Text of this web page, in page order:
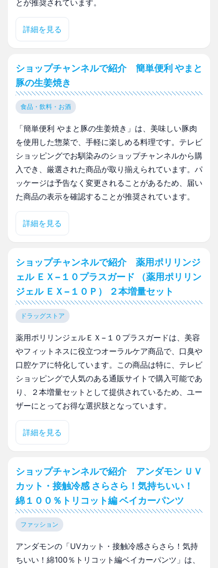
とが推奨されています。
詳細を見る
ショップチャンネルで紹介 簡単便利 やまと
豚の生姜焼き
食品・飲料・お酒
「簡単便利 やまと豚の生姜焼き」は、美味しい豚肉
を使用した惣菜で、手軽に楽しめる料理です。テレビ
ショッピングでお馴染みのショップチャンネルから購
入でき、厳選された商品が取り揃えられています。パ
ッケージは予告なく変更されることがあるため、届い
た商品の表示を確認することが推奨されています。
詳細を見る
ショップチャンネルで紹介 薬用ポリリンジ
ェル ＥＸ−１０プラスガード （薬用ポリリン
ジェル ＥＸ−１０Ｐ） ２本増量セット
ドラッグストア
薬用ポリリンジェルＥＸ−１０プラスガードは、美容
やフィットネスに役立つオーラルケア商品で、口臭や
口腔ケアに特化しています。この商品は特に、テレビ
ショッピングで人気のある通販サイトで購入可能であ
り、２本増量セットとして提供されているため、ユー
ザーにとってお得な選択肢となっています。
詳細を見る
ショップチャンネルで紹介 アンダモン ＵＶ
カット・接触冷感 さらさら！気持ちいい！
綿１００％トリコット編 ベイカーパンツ
ファッション
アンダモンの「UVカット・接触冷感さらさら！気持
ちいい！綿100％トリコット編ベイカーパンツ」は、